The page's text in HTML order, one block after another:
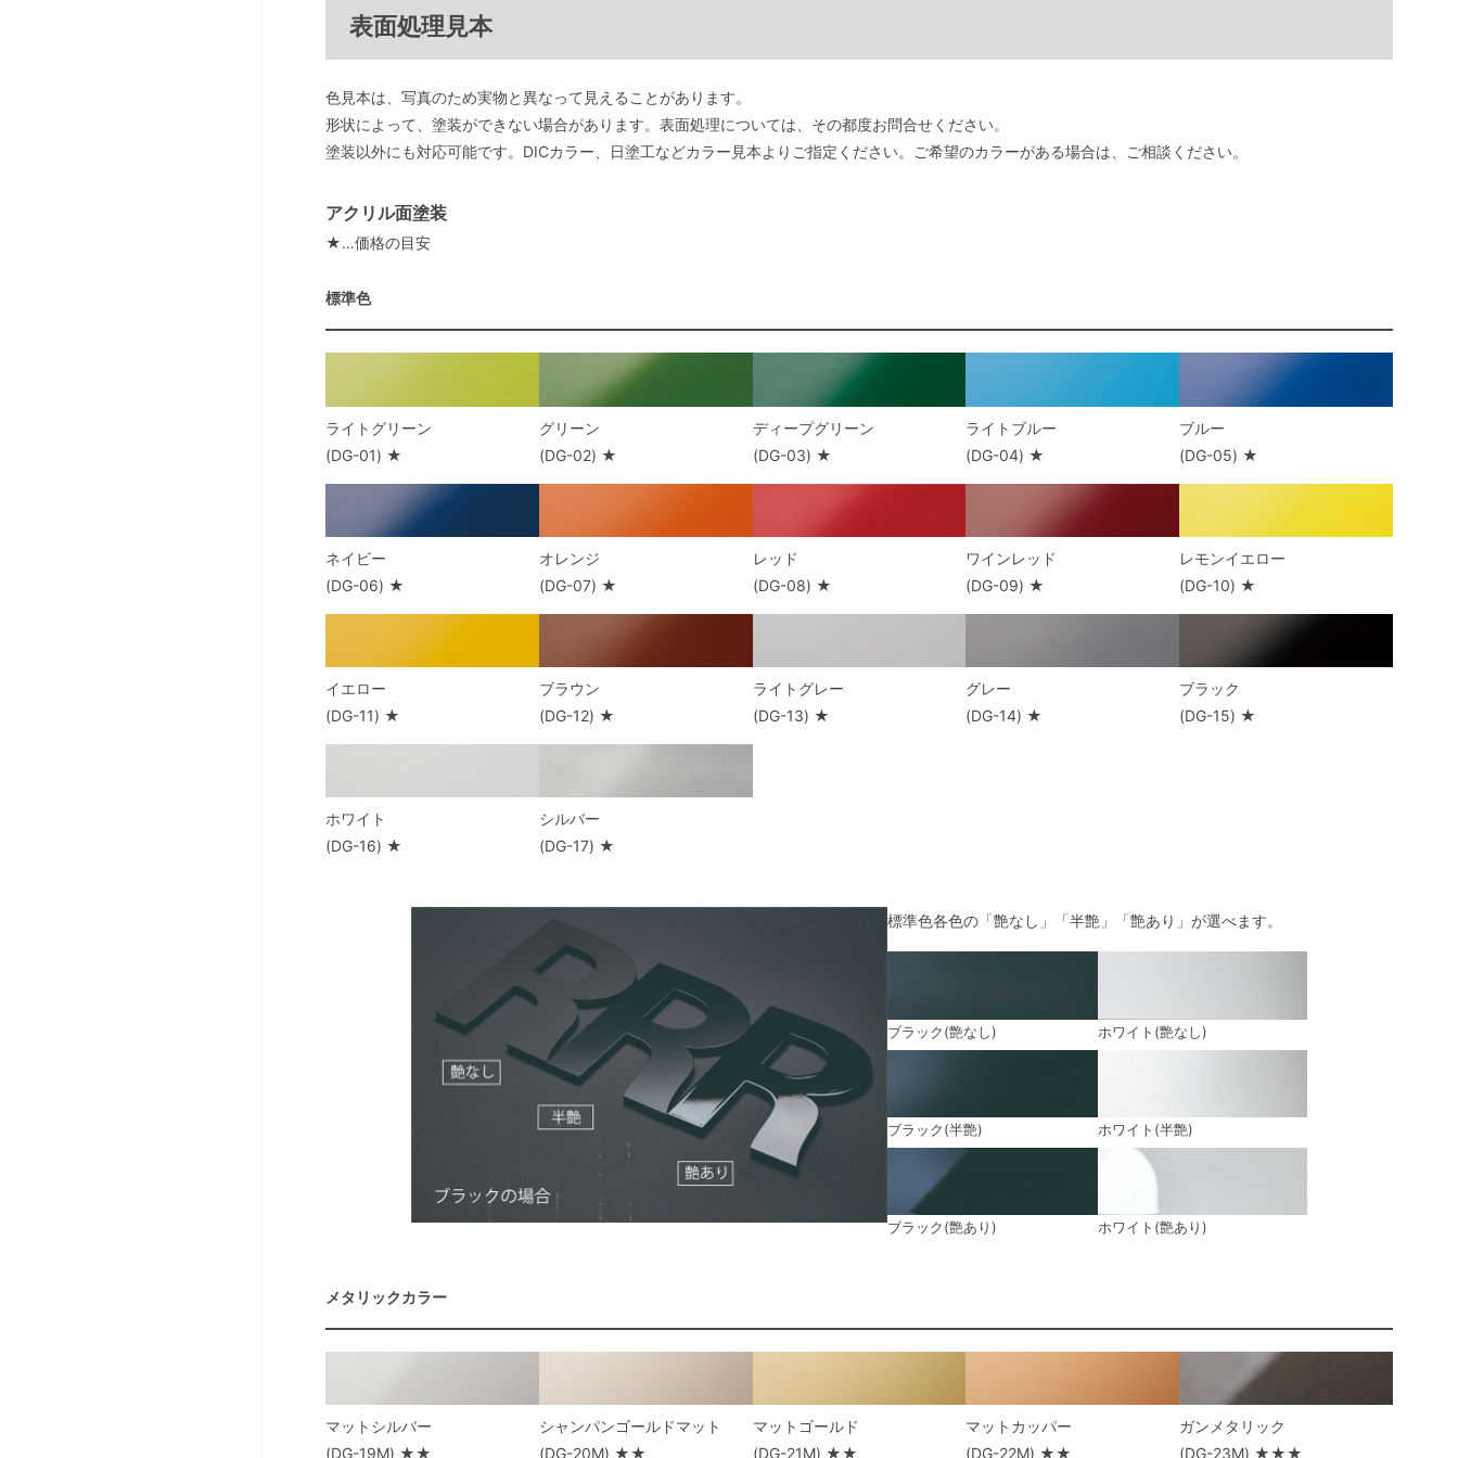
表面処理見本
色見本は、写真のため実物と異なって見えることがあります。
形状によって、塗装ができない場合があります。表面処理については、その都度お問合せください。
塗装以外にも対応可能です。DICカラー、日塗工などカラー見本よりご指定ください。ご希望のカラーがある場合は、ご相談ください。
アクリル面塗装
★…価格の目安
標準色
ライトグリーン
(DG-01) ★
グリーン
(DG-02) ★
ディープグリーン
(DG-03) ★
ライトブルー
(DG-04) ★
ブルー
(DG-05) ★
ネイビー
(DG-06) ★
オレンジ
(DG-07) ★
レッド
(DG-08) ★
ワインレッド
(DG-09) ★
レモンイエロー
(DG-10) ★
イエロー
(DG-11) ★
ブラウン
(DG-12) ★
ライトグレー
(DG-13) ★
グレー
(DG-14) ★
ブラック
(DG-15) ★
ホワイト
(DG-16) ★
シルバー
(DG-17) ★
標準色各色の「艶なし」「半艶」「艶あり」が選べます。
ブラック(艶なし) ホワイト(艶なし)
ブラック(半艶) ホワイト(半艶)
ブラック(艶あり) ホワイト(艶あり)
メタリックカラー
マットシルバー
(DG-19M) ★★
シャンパンゴールドマット
(DG-20M) ★★
マットゴールド
(DG-21M) ★★
マットカッパー
(DG-22M) ★★
ガンメタリック
(DG-23M) ★★★